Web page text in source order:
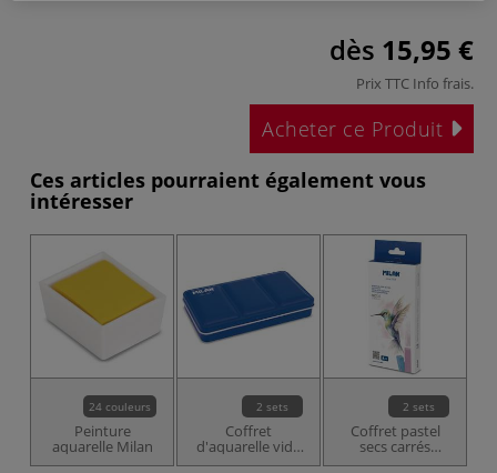
dès 15,95 €
Prix TTC Info frais.
Acheter ce Produit
Ces articles pourraient également vous
intéresser
24 couleurs
Peinture
aquarelle Milan
2 sets
Coffret
d'aquarelle vide
en métal Milan
2 sets
Coffret pastel
secs carrés
nuance métal